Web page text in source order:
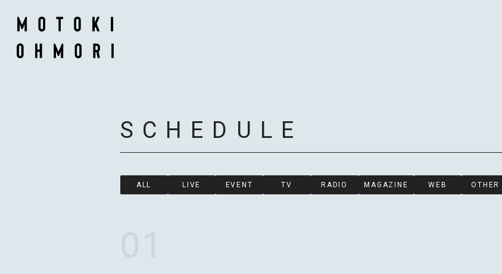
SCHEDULE
ALL LIVE EVENT TV RADIO MAGAZINE WEB OTHER